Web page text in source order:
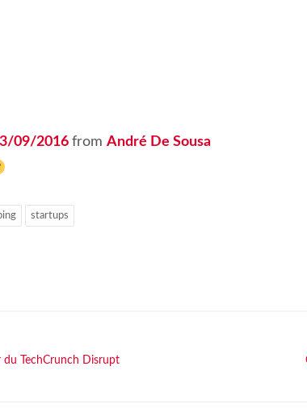
09/2016 from André De Sousa
startups
TechCrunch Disrupt